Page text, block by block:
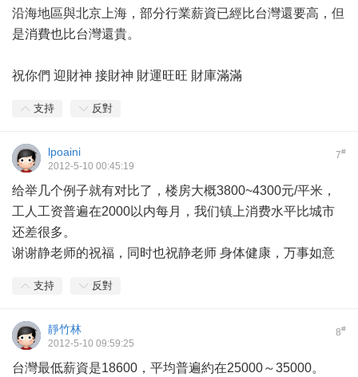
沿海地區與北京上海，部分行業薪資已經比台灣還要高，但
是消費也比台灣還貴。
祝你們 迎財神 接財神 財運旺旺 財庫滿滿
支持 反對
7#
lpoaini
2012-5-10 00:45:19
给举几个例子就有对比了，楼房大概3800~4300元/平米，
工人工资普遍在2000以内每月，我们镇上消费水平比城市
还差很多。
谢谢静老师的祝福，同时也祝静老师 身体健康，万事如意
支持 反對
8#
靜竹林
2012-5-10 09:59:25
台灣最低薪資是18600，平均普遍約在25000～35000。